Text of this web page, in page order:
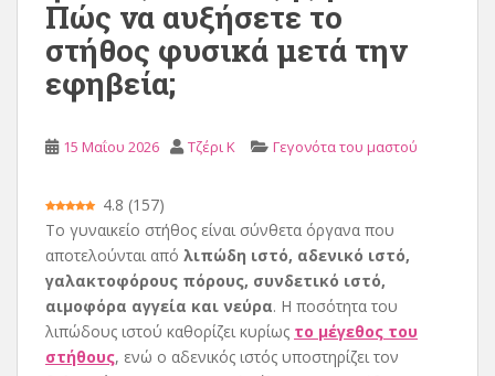
Πώς να αυξήσετε το
στήθος φυσικά μετά την
εφηβεία;
15 Μαΐου 2026 Τζέρι Κ Γεγονότα του μαστού
4.8 (157)
Το γυναικείο στήθος είναι σύνθετα όργανα που
αποτελούνται από λιπώδη ιστό, αδενικό ιστό,
γαλακτοφόρους πόρους, συνδετικό ιστό,
αιμοφόρα αγγεία και νεύρα. Η ποσότητα του
λιπώδους ιστού καθορίζει κυρίως το μέγεθος του
στήθους, ενώ ο αδενικός ιστός υποστηρίζει τον